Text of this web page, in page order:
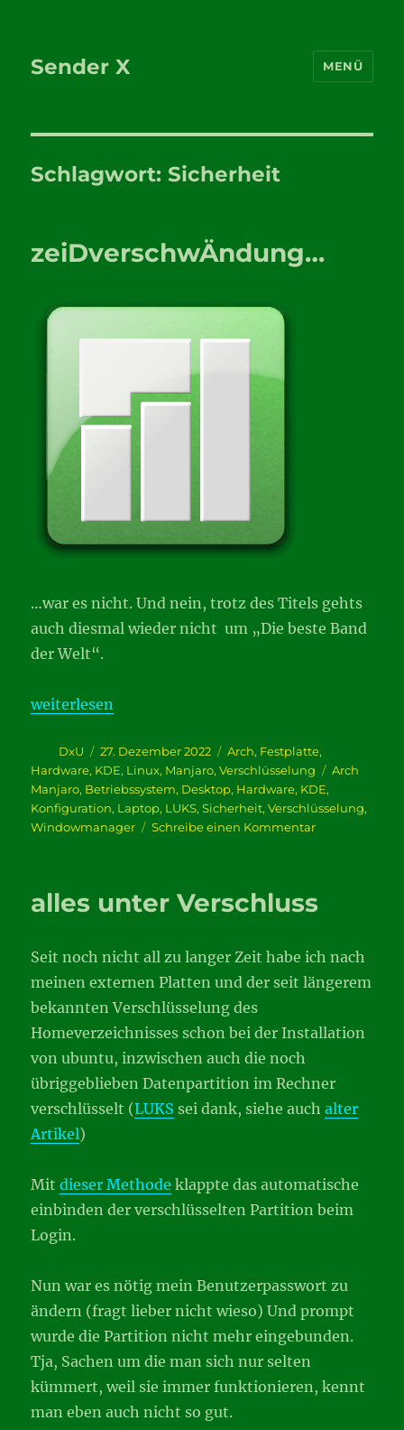
Sender X MENÜ
Schlagwort:Sicherheit
zeiDverschwÄndung…
…war es nicht. Und nein, trotz des Titels gehts
auch diesmal wieder nicht um „Die beste Band
der Welt“.
„zeiDverschwÄndung…“
weiterlesen
Autor
DxU
Veröffentlicht
am
27. Dezember 2022 Kategorien
Arch, Festplatte,
Hardware, KDE, Linux, Manjaro,Verschlüsselung
Arch
Manjaro, Betriebssystem, Desktop, Hardware, KDE,
Konfiguration, Laptop, LUKS,Sicherheit,Verschlüsselung,
Windowmanager
Schreibe einen Kommentarzu
alles unter Verschluss
Seit noch nicht all zu langer Zeit habe ich nach
meinen externen Platten und der seit längerem
bekannten Verschlüsselung des
Homeverzeichnisses schon bei der Installation
von ubuntu, inzwischen auch die noch
übriggeblieben Datenpartition im Rechner
verschlüsselt (LUKS sei dank, siehe auchalter
Artikel)
Mitdieser Methode klappte das automatische
einbinden der verschlüsselten Partition beim
Login.
Nun war es nötig mein Benutzerpasswort zu
ändern (fragt lieber nicht wieso) Und prompt
wurde die Partition nicht mehr eingebunden.
Tja, Sachen um die man sich nur selten
kümmert, weil sie immer funktionieren, kennt
man eben auch nicht so gut.